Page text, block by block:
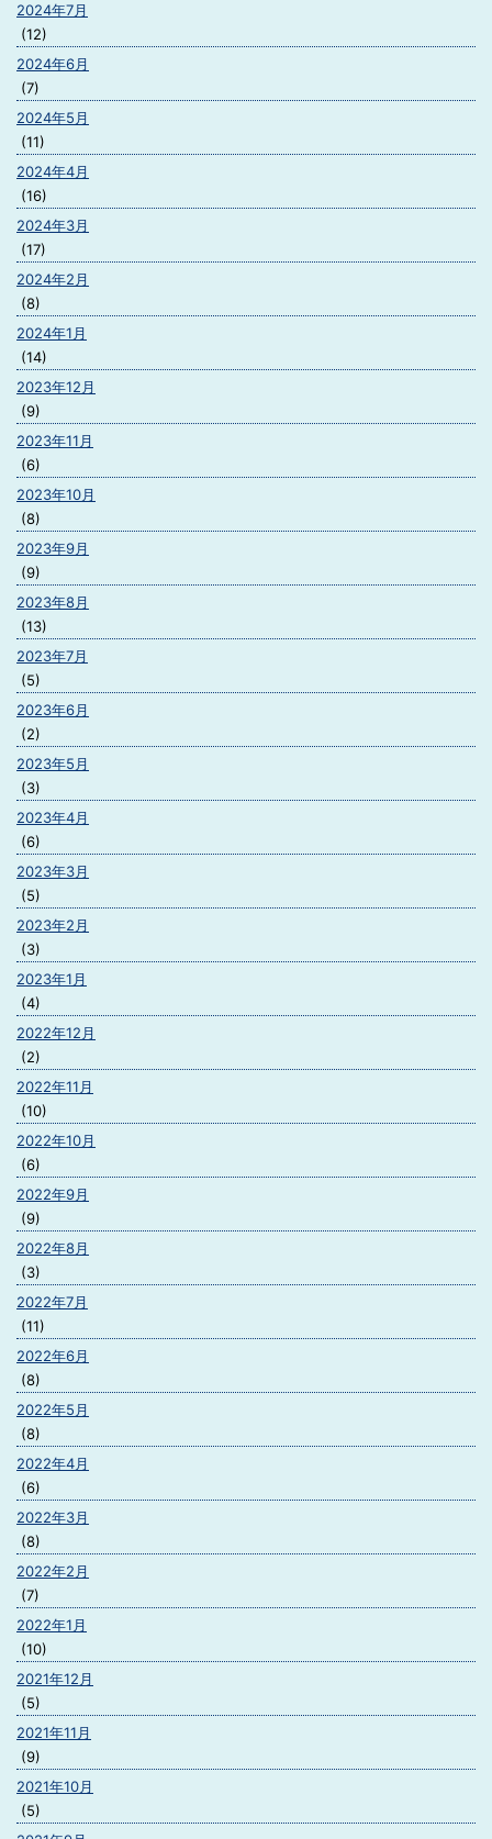
2024年7月
(12)
2024年6月
(7)
2024年5月
(11)
2024年4月
(16)
2024年3月
(17)
2024年2月
(8)
2024年1月
(14)
2023年12月
(9)
2023年11月
(6)
2023年10月
(8)
2023年9月
(9)
2023年8月
(13)
2023年7月
(5)
2023年6月
(2)
2023年5月
(3)
2023年4月
(6)
2023年3月
(5)
2023年2月
(3)
2023年1月
(4)
2022年12月
(2)
2022年11月
(10)
2022年10月
(6)
2022年9月
(9)
2022年8月
(3)
2022年7月
(11)
2022年6月
(8)
2022年5月
(8)
2022年4月
(6)
2022年3月
(8)
2022年2月
(7)
2022年1月
(10)
2021年12月
(5)
2021年11月
(9)
2021年10月
(5)